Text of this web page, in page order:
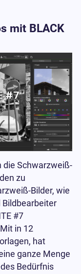
mit BLACK
die Schwarzweiß-
zu
Bilder, wie
#7
in 12
hat
ganze Menge
Bedürfnis